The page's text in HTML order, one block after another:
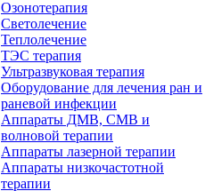
Озонотерапия
Светолечение
Теплолечение
ТЭС терапия
Ультразвуковая терапия
Оборудование для лечения ран и
раневой инфекции
Аппараты ДМВ, СМВ и
волновой терапии
Аппараты лазерной терапии
Аппараты низкочастотной
терапии